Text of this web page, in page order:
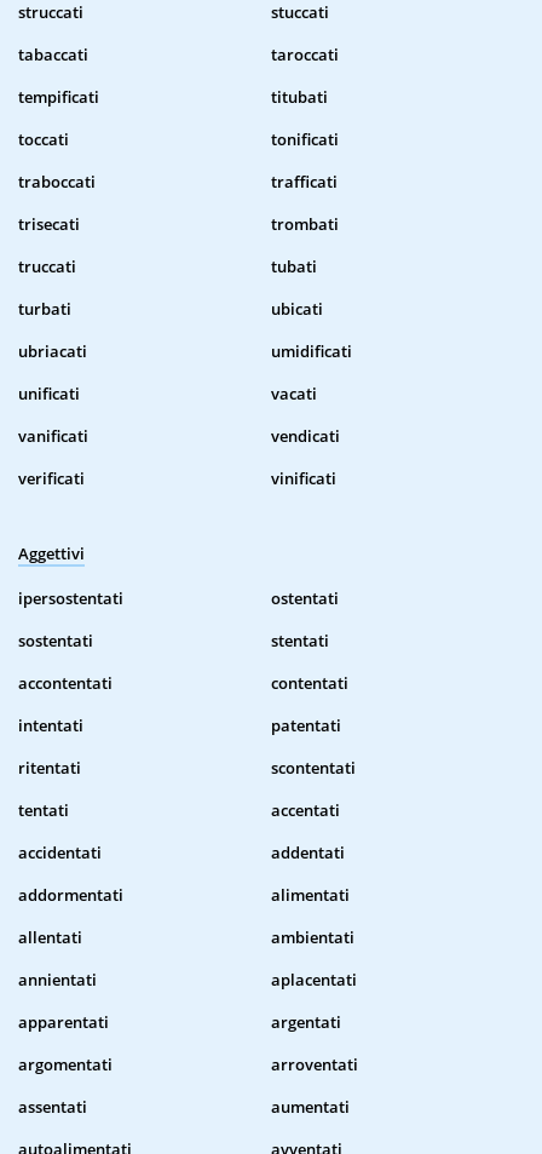
struccati
stuccati
tabaccati
taroccati
tempificati
titubati
toccati
tonificati
traboccati
trafficati
trisecati
trombati
truccati
tubati
turbati
ubicati
ubriacati
umidificati
unificati
vacati
vanificati
vendicati
verificati
vinificati
Aggettivi
ipersostentati
ostentati
sostentati
stentati
accontentati
contentati
intentati
patentati
ritentati
scontentati
tentati
accentati
accidentati
addentati
addormentati
alimentati
allentati
ambientati
annientati
aplacentati
apparentati
argentati
argomentati
arroventati
assentati
aumentati
autoalimentati
avventati